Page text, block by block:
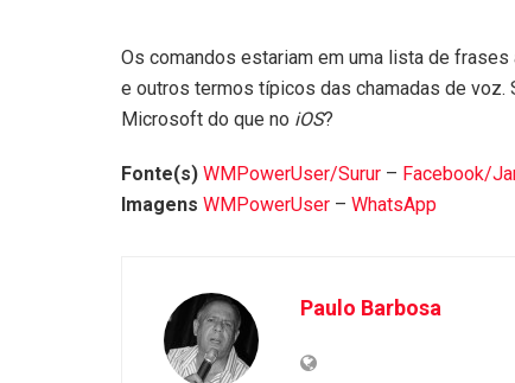
Os comandos estariam em uma lista de frases
e outros termos típicos das chamadas de voz.
Microsoft do que no iOS?
Fonte(s) WMPowerUser/Surur – Facebook/
Imagens WMPowerUser – WhatsApp
Paulo Barbosa